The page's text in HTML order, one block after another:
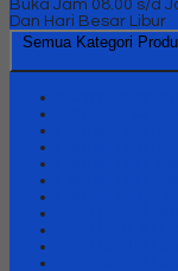
Buka Jam 08.00 s/d
Dan Hari Besar Libur
Semua Kategori